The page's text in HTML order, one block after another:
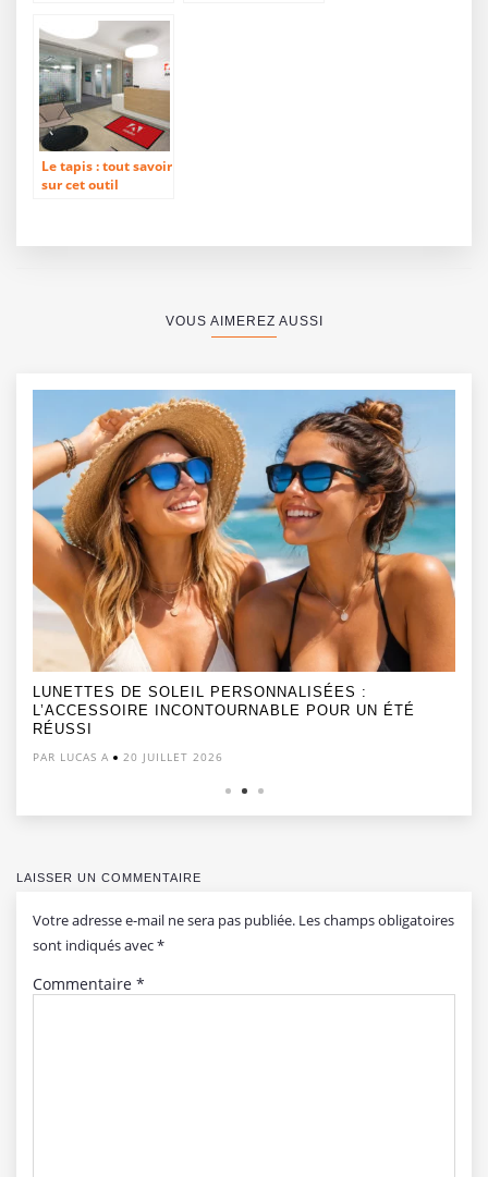
possibilités
d’impression
Le tapis : tout savoir
sur cet outil
VOUS AIMEREZ AUSSI
LUNETTES DE SOLEIL PERSONNALISÉES :
L’ACCESSOIRE INCONTOURNABLE POUR UN ÉTÉ
RÉUSSI
PAR LUCAS A 20 JUILLET 2026
LAISSER UN COMMENTAIRE
Votre adresse e-mail ne sera pas publiée. Les champs obligatoires
sont indiqués avec*
Commentaire *